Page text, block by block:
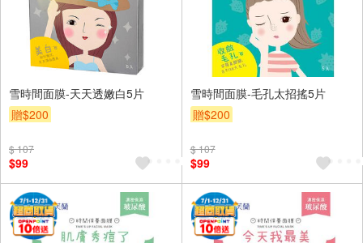
雪時間面膜-天天透嫩白5片
贈$200
$ 107
$99
雪時間面膜-毛孔太招搖5片
贈$200
$ 107
$99